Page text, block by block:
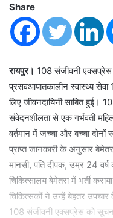
Share
रायपुर। 108 संजीवनी
प्रसवआपातकालीन स्वास्थ्य
लिए जीवनदायिनी साबित हुई।
संवेदनशीलता से एक गर्भवती
वर्तमान में जच्चा और बच्चा दोनों
प्राप्त जानकारी के अनुसार
मानसी, पति दीपक, उम्र 24 वर्ष
चिकित्सालय बेमेतरा में भर्ती
चिकित्सकों ने उन्हें बेहतर उपचार
108 संजीवनी एक्सप्रेस को